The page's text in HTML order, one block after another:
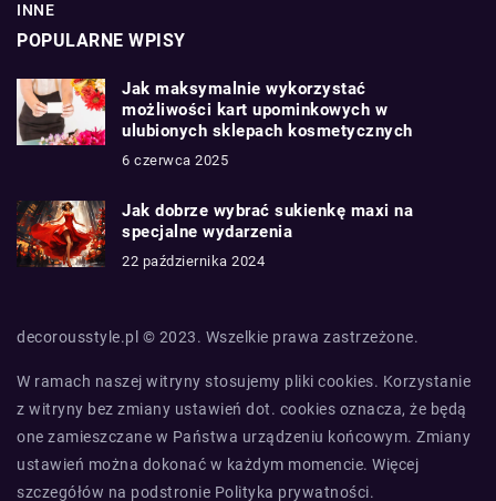
INNE
POPULARNE WPISY
Jak maksymalnie wykorzystać
możliwości kart upominkowych w
ulubionych sklepach kosmetycznych
6 czerwca 2025
Jak dobrze wybrać sukienkę maxi na
specjalne wydarzenia
22 października 2024
decorousstyle.pl © 2023. Wszelkie prawa zastrzeżone.
W ramach naszej witryny stosujemy pliki cookies. Korzystanie
z witryny bez zmiany ustawień dot. cookies oznacza, że będą
one zamieszczane w Państwa urządzeniu końcowym. Zmiany
ustawień można dokonać w każdym momencie. Więcej
szczegółów na podstronie Polityka prywatności.